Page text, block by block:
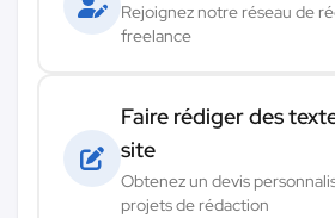
Rejoignez notre réseau de
freelance
Faire rédiger des
site
Obtenez un devis
projets de rédaction